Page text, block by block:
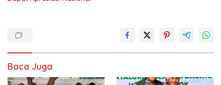
Baca Juga